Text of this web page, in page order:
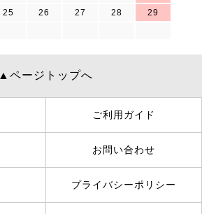
25 26 27 28
29
▲ページトップへ
ご利用ガイド
お問い合わせ
プライバシーポリシー